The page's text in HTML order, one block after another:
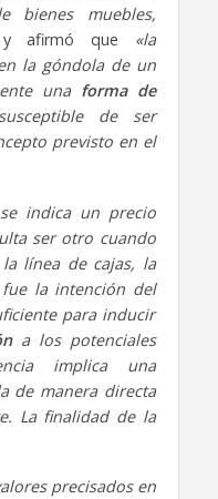
bienes muebles,
afirmó que «la
la góndola de un
unaforma de
de ser
previsto en el
indica un precio
ser otro cuando
línea de cajas, la
la intención del
para inducir
a los potenciales
implica una
de manera directa
La finalidad de la
precisados en